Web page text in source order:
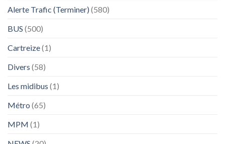
Alerte Trafic (Terminer) (580)
BUS (500)
Cartreize(1)
Divers (58)
Les midibus (1)
Métro (65)
MPM (1)